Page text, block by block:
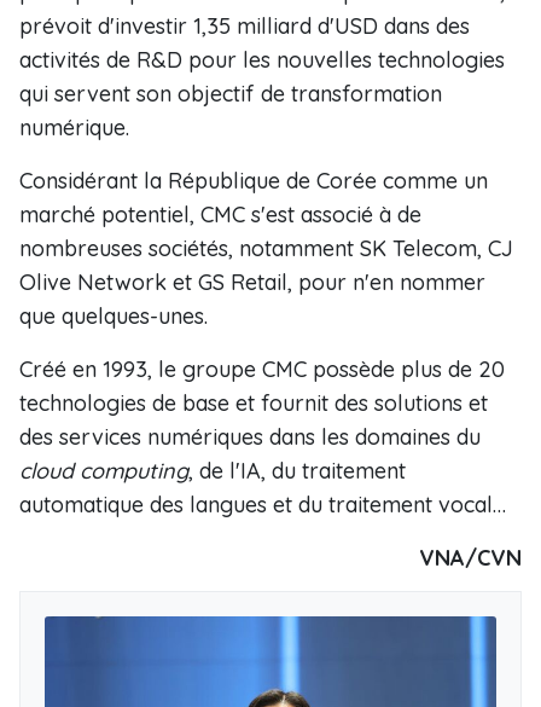
prévoit d'investir 1,35 milliard d'USD dans des
activités de R&D pour les nouvelles technologies
qui servent son objectif de transformation
numérique.
Considérant la République de Corée comme un
marché potentiel, CMC s'est associé à de
nombreuses sociétés, notamment SK Telecom, CJ
Olive Network et GS Retail, pour n'en nommer
que quelques-unes.
Créé en 1993, le groupe CMC possède plus de 20
technologies de base et fournit des solutions et
des services numériques dans les domaines du
cloud computing, de l'IA, du traitement
automatique des langues et du traitement vocal…
VNA/CVN